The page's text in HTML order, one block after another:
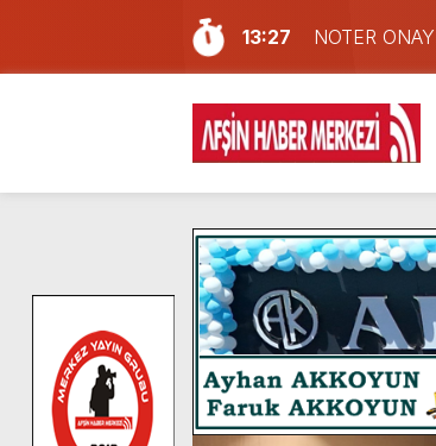
13:27
NOTER
11:22
KAFUM Fuar
8:06
Afşinli bir
14:05
Madrigal,
7:39
KEDİNİZ Mİ
7:27
13:57
Afşin
10:34
16:48
Pusula
16:10
Uluslararası